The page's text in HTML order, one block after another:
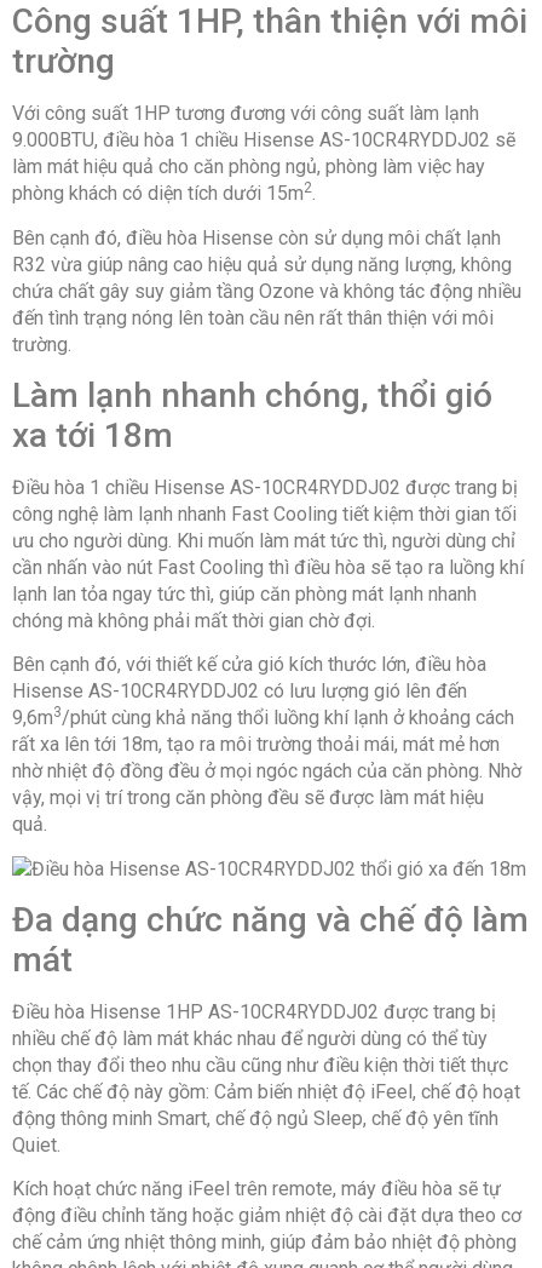
Thương hiệu:
Hisense
Xuất xứ thương hiệu:Trung Quốc
Sản xuất tại:
Bảo hành:
Công suất 1HP, thân thiện với môi
trường
Với công suất 1HP tương đương với công suất làm lạnh
9.000BTU, điều hòa 1 chiều Hisense AS-10CR4RYDDJ02 sẽ
làm mát hiệu quả cho căn phòng ngủ, phòng làm việc hay
phòng khách có diện tích dưới 15m2.
Bên cạnh đó, điều hòa Hisense còn sử dụng môi chất lạnh
R32 vừa giúp nâng cao hiệu quả sử dụng năng lượng, không
chứa chất gây suy giảm tầng Ozone và không tác động nhiều
đến tình trạng nóng lên toàn cầu nên rất thân thiện với môi
trường.
Làm lạnh nhanh chóng, thổi gió
xa tới 18m
Điều hòa 1 chiều Hisense AS-10CR4RYDDJ02 được trang bị
công nghệ làm lạnh nhanh Fast Cooling tiết kiệm thời gian tối
ưu cho người dùng. Khi muốn làm mát tức thì, người dùng chỉ
cần nhấn vào nút Fast Cooling thì điều hòa sẽ tạo ra luồng khí
lạnh lan tỏa ngay tức thì, giúp căn phòng mát lạnh nhanh
chóng mà không phải mất thời gian chờ đợi.
Bên cạnh đó, với thiết kế cửa gió kích thước lớn, điều hòa
Hisense AS-10CR4RYDDJ02 có lưu lượng gió lên đến
9,6m3/phút cùng khả năng thổi luồng khí lạnh ở khoảng cách
rất xa lên tới 18m, tạo ra môi trường thoải mái, mát mẻ hơn
nhờ nhiệt độ đồng đều ở mọi ngóc ngách của căn phòng. Nhờ
vậy, mọi vị trí trong căn phòng đều sẽ được làm mát hiệu
quả.
Đa dạng chức năng và chế độ làm
mát
Điều hòa Hisense 1HP AS-10CR4RYDDJ02 được trang bị
nhiều chế độ làm mát khác nhau để người dùng có thể tùy
chọn thay đổi theo nhu cầu cũng như điều kiện thời tiết thực
tế. Các chế độ này gồm: Cảm biến nhiệt độ iFeel, chế độ hoạt
động thông minh Smart, chế độ ngủ Sleep, chế độ yên tĩnh
Quiet.
Kích hoạt chức năng iFeel trên remote, máy điều hòa sẽ tự
động điều chỉnh tăng hoặc giảm nhiệt độ cài đặt dựa theo cơ
chế cảm ứng nhiệt thông minh, giúp đảm bảo nhiệt độ phòng